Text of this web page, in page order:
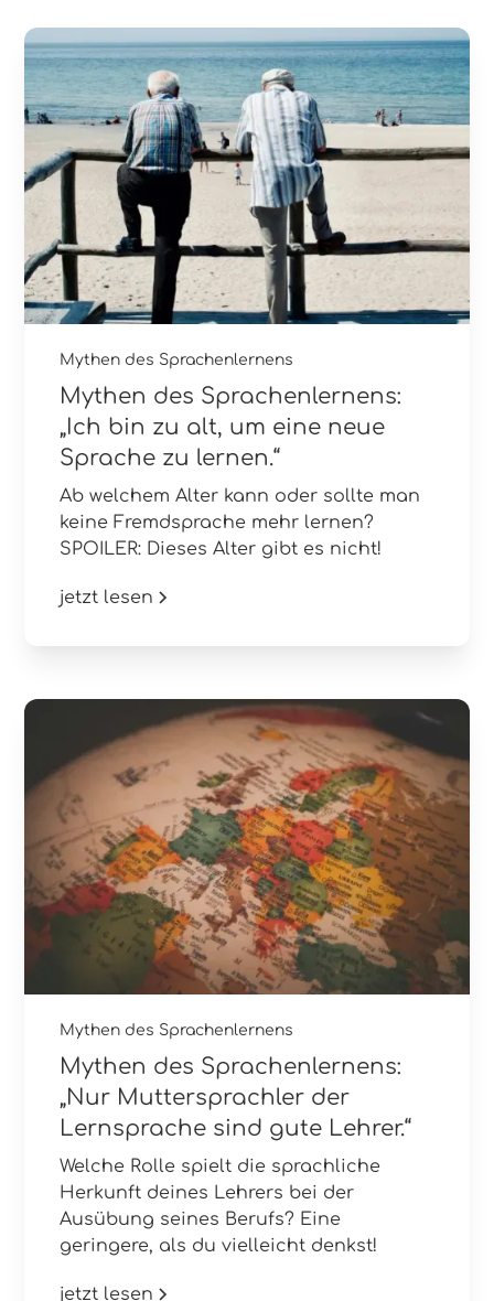
Mythen des Sprachenlernens
Mythen des Sprachenlernens:
„Ich bin zu alt, um eine neue
Sprache zu lernen.“
Ab welchem Alter kann oder sollte man
keine Fremdsprache mehr lernen?
SPOILER: Dieses Alter gibt es nicht!
jetzt lesen
Mythen des Sprachenlernens
Mythen des Sprachenlernens:
„Nur Muttersprachler der
Lernsprache sind gute Lehrer.“
Welche Rolle spielt die sprachliche
Herkunft deines Lehrers bei der
Ausübung seines Berufs? Eine
geringere, als du vielleicht denkst!
jetzt lesen